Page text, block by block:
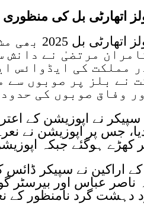
اتھارٹی بل کی منظوری
دانش
مرتضیٰ نے دانش
مملکت کی ایڈوائس
نے بلز پر صوبوں سے
وفاق صوبوں کی
نے اپوزیشن کے
جس پر اپوزیشن نے
ہوگئے جبکہ
اراکین نے سپیکر ڈائس
ناصر عباس اور بیرسٹر
گرد نامنظور کے